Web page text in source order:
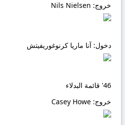
خروج:
دخول: آنا ماريا كرنوغوريفيتش
46' قائمة البدلاء
خروج: